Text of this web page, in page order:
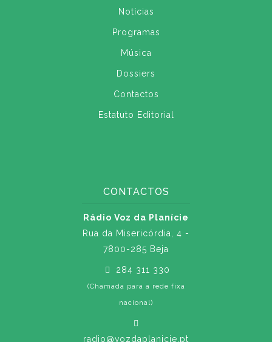
Notícias
Programas
Música
Dossiers
Contactos
Estatuto Editorial
CONTACTOS
Rádio Voz da Planície
Rua da Misericórdia, 4 -
7800-285 Beja
284 311 330
(Chamada para a rede fixa
nacional)
radio@vozdaplanicie.pt